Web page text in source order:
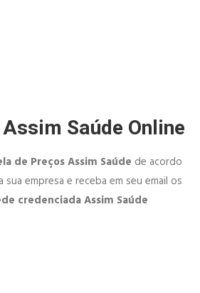
Saúde Online
de Preços Assim Saúde de acordo
empresa e receba em seu email os
credenciada Assim Saúde